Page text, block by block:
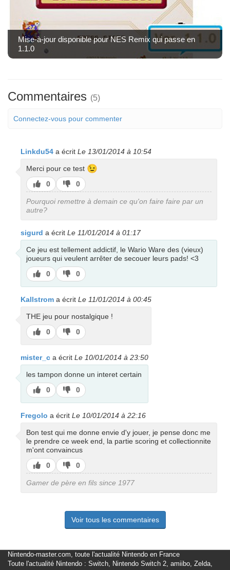
Mise-à-jour disponible pour NES Remix qui passe en
1.1.0
Commentaires (5)
Connectez-vous pour commenter
Linkdu54 a écrit Le 13/01/2014 à 10:54
Merci pour ce test 😉
J’aime
0
J’aime
pas
0
Pourquoi remettre à demain ce qu'on faire faire par un
autre?
sigurd a écrit Le 11/01/2014 à 01:17
Ce jeu est tellement addictif, le Wario Ware des (vieux)
joueurs qui veulent arrêter de secouer leurs pads! <3
J’aime
0
J’aime
pas
0
Kallstrom a écrit Le 11/01/2014 à 00:45
THE jeu pour nostalgique !
J’aime
0
J’aime
pas
0
mister_c a écrit Le 10/01/2014 à 23:50
les tampon donne un interet certain
J’aime
0
J’aime
pas
0
Fregolo a écrit Le 10/01/2014 à 22:16
Bon test qui me donne envie d'y jouer, je pense donc me
le prendre ce week end, la partie scoring et collectionnite
m'ont convaincus
J’aime
0
J’aime
pas
0
Gamer de père en fils since 1977
Voir tous les commentaires
Nintendo-master.com, toute l'actualité Nintendo en France
Toute l'actualité Nintendo : Switch, Nintendo Switch 2, amiibo, Zelda,